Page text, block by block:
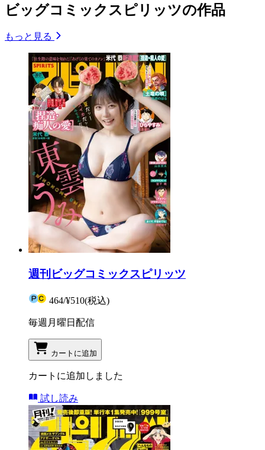
ビッグコミックスピリッツの作品
もっと見る
週刊ビッグコミックスピリッツ
464/¥510(税込)
毎週月曜日配信
カートに追加
カートに追加しました
試し読み